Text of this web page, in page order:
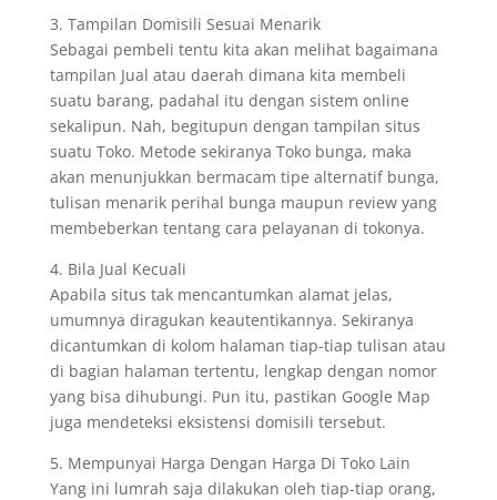
3. Tampilan Domisili Sesuai Menarik
Sebagai pembeli tentu kita akan melihat bagaimana
tampilan Jual atau daerah dimana kita membeli
suatu barang, padahal itu dengan sistem online
sekalipun. Nah, begitupun dengan tampilan situs
suatu Toko. Metode sekiranya Toko bunga, maka
akan menunjukkan bermacam tipe alternatif bunga,
tulisan menarik perihal bunga maupun review yang
membeberkan tentang cara pelayanan di tokonya.
4. Bila Jual Kecuali
Apabila situs tak mencantumkan alamat jelas,
umumnya diragukan keautentikannya. Sekiranya
dicantumkan di kolom halaman tiap-tiap tulisan atau
di bagian halaman tertentu, lengkap dengan nomor
yang bisa dihubungi. Pun itu, pastikan Google Map
juga mendeteksi eksistensi domisili tersebut.
5. Mempunyai Harga Dengan Harga Di Toko Lain
Yang ini lumrah saja dilakukan oleh tiap-tiap orang,